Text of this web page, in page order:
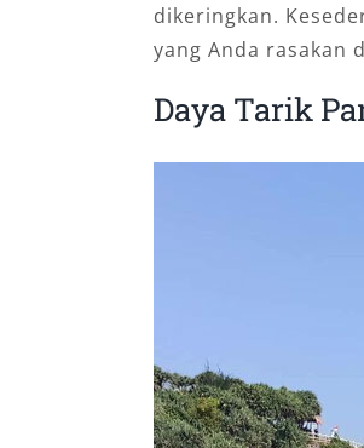
dikeringkan.
yang Anda rasakan
Daya Tarik